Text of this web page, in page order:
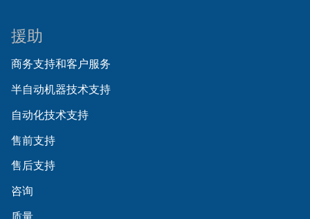
援助
商务支持和客户服务
半自动机器技术支持
自动化技术支持
售前支持
售后支持
咨询